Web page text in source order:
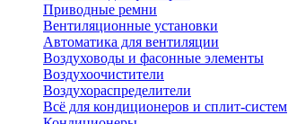
Приводные ремни
Вентиляционные установки
Автоматика для вентиляции
Воздуховоды и фасонные элементы
Воздухоочистители
Воздухораспределители
Всё для кондиционеров и сплит-систем